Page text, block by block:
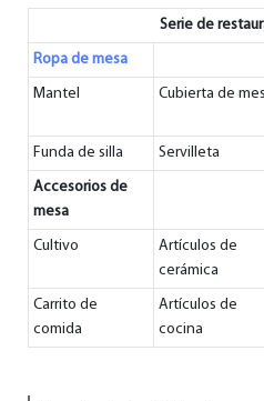
Serie de
Ropa de mesa
Mantel Cubierta de
Funda de silla Servilleta
Accesorios de
mesa
Cultivo
Artículos de
cerámica
Carrito de
comida
Artículos de
cocina